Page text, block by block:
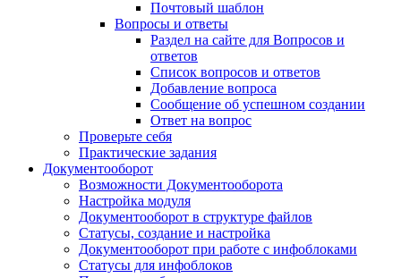
Почтовый шаблон
Вопросы и ответы
Раздел на сайте для Вопросов и
ответов
Список вопросов и ответов
Добавление вопроса
Сообщение об успешном создании
Ответ на вопрос
Проверьте себя
Практические задания
Документооборот
Возможности Документооборота
Настройка модуля
Документооборот в структуре файлов
Статусы, создание и настройка
Документооборот при работе с инфоблоками
Статусы для инфоблоков